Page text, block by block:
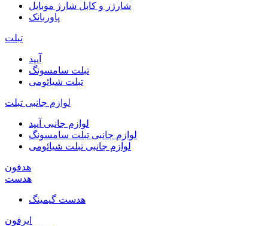
شارژر و کابل شارژ موبایل
پاوربانک
تبلت
آیپد
تبلت سامسونگ
تبلت شیائومی
لوازم جانبی تبلت
لوازم جانبی آیپد
لوازم جانبی تبلت سامسونگ
لوازم جانبی تبلت شیائومی
هدفون
هدست
هدست گیمینگ
ایرفون